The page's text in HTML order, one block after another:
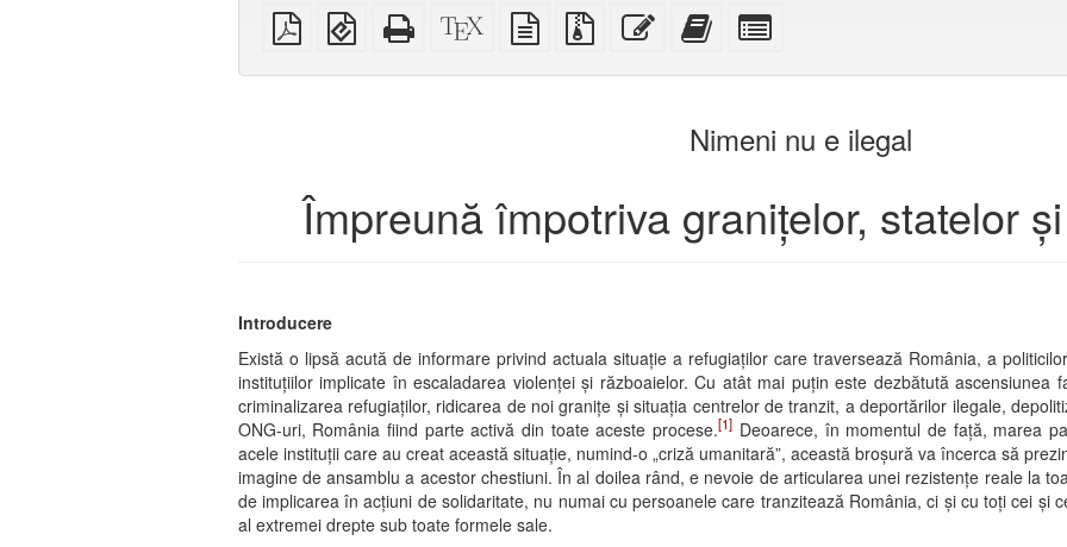
PDF
simplu
EPUB
(pentru
HTML
XeLaTeX
source
plain
text
Fișiere
din
Editează
acest
Adăugați
acest
Nimeni nu e ilegal
Împreună împotriva granițelor, statelor
Introducere
Există o lipsă acută de informare privind actuala situație a refugiaților care traversează România, a
instituțiilor implicate în escaladarea violenței și războaielor. Cu atât mai puțin este dezbătută ascensiunea
criminalizarea refugiaților, ridicarea de noi granițe și situația centrelor de tranzit, a deportărilor ilegale,
ONG-uri, România fiind parte activă din toate aceste procese.[1] Deoarece, în momentul de față, marea
acele instituții care au creat această situație, numind-o „criză umanitară”, această broșură va încerca să
imagine de ansamblu a acestor chestiuni. În al doilea rând, e nevoie de articularea unei rezistențe reale la
de implicarea în acțiuni de solidaritate, nu numai cu persoanele care tranzitează România, ci și cu toți cei și
al extremei drepte sub toate formele sale.